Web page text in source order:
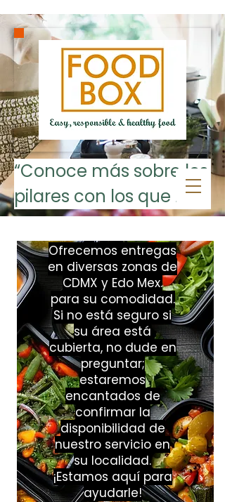
Ofrecemos entregas
en diversas zonas de
CDMX y Edo Mex.
para su comodidad.
Si no está seguro si
su área está
cubierta, no dude en
preguntar;
estaremos
encantados de
confirmar la
disponibilidad de
nuestro servicio en
su localidad.
¡Estamos aquí para
ayudarle!
“Conoce más sobre los
pilares con los que
opera FOOD BOX:
Nutrición, Alimentos,
Medio Ambiente,
Practicidad, Economía
y Confianza”